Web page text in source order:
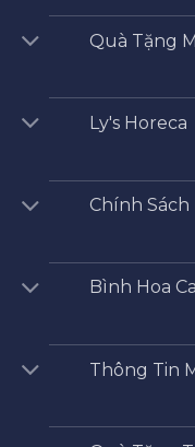
Quà Tặng
Ly's Horeca
Chính
Bình Hoa
Thông Tin